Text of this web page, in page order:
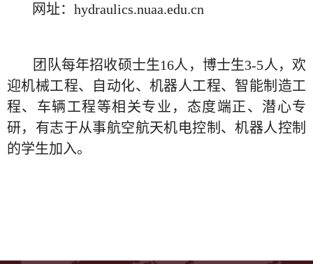
网址： hydraulics.nuaa.edu.cn
团队每年招收硕士生16人，博士生3-5人，欢
迎机械工程、自动化、机器人工程、智能制造工
程、车辆工程等相关专业，态度端正、潜心专
研，有志于从事航空航天机电控制、机器人控制
的学生加入。